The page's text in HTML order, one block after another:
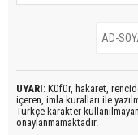
UYARI: Küfür, hakaret,
içeren, imla kuralları ile
Türkçe karakter
onaylanmamaktadır.